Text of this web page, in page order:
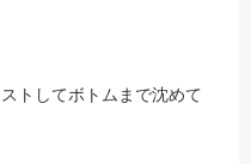
トしてボトムまで沈めて